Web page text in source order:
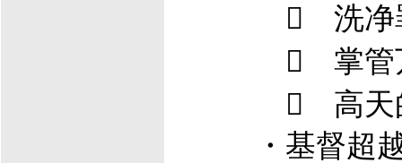
 洗净
 掌管
 高天
・ 基督超